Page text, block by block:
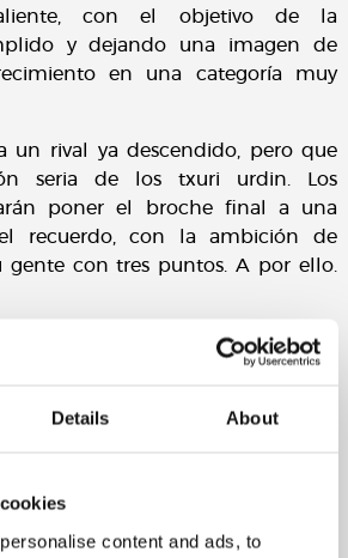
Details About
content and ads, to
con el objetivo de la
y dejando una imagen de
en una categoría muy
un rival ya descendido, pero que
seria de los txuri urdin. Los
poner el broche final a una
recuerdo, con la ambición de
gente con tres puntos. A por ello.